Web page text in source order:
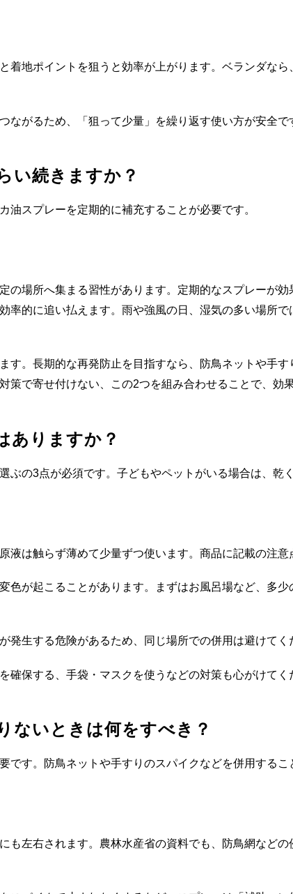
着地ポイントを狙うと効率が上がります。ベランダな
ながるため、「狙って少量」を繰り返す使い方が安全で
い続きますか？
油スプレーを定期的に補充することが必要です。
の場所へ集まる習性があります。定期的なスプレーが
率的に追い払えます。雨や強風の日、湿気の多い場所
す。長期的な再発防止を目指すなら、防鳥ネットや手
策で寄せ付けない、この2つを組み合わせることで、効
ありますか？
ぶの3点が必須です。子どもやペットがいる場合は、乾
液は触らず薄めて少量ずつ使います。商品に記載の注意
色が起こることがあります。まずはお風呂場など、多
発生する危険があるため、同じ場所での併用は避けてく
確保する、手袋・マスクを使うなどの対策も心がけてく
ないときは何をすべき？
です。防鳥ネットや手すりのスパイクなどを併用するこ
も左右されます。農林水産省の資料でも、防鳥網など